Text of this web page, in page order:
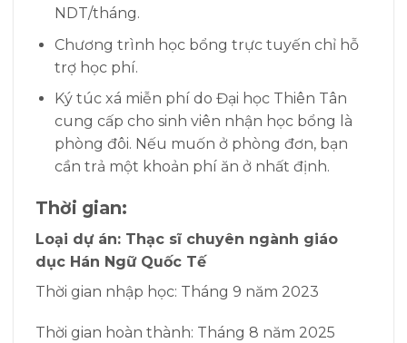
NDT/tháng.
Chương trình học bổng trực tuyến chỉ hỗ
trợ học phí.
Ký túc xá miễn phí do Đại học Thiên Tân
cung cấp cho sinh viên nhận học bổng là
phòng đôi. Nếu muốn ở phòng đơn, bạn
cần trả một khoản phí ăn ở nhất định.
Thời gian:
Loại dự án: Thạc sĩ chuyên ngành giáo
dục Hán Ngữ Quốc Tế
Thời gian nhập học: Tháng 9 năm 2023
Thời gian hoàn thành: T háng 8 năm 2025